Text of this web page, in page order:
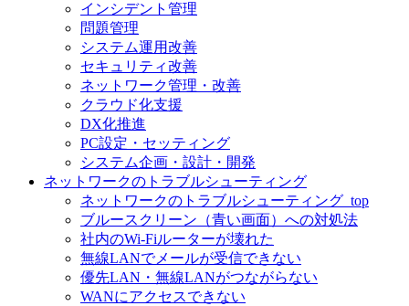
インシデント管理
問題管理
システム運用改善
セキュリティ改善
ネットワーク管理・改善
クラウド化支援
DX化推進
PC設定・セッティング
システム企画・設計・開発
ネットワークのトラブルシューティング
ネットワークのトラブルシューティング_top
ブルースクリーン（青い画面）への対処法
社内のWi-Fiルーターが壊れた
無線LANでメールが受信できない
優先LAN・無線LANがつながらない
WANにアクセスできない